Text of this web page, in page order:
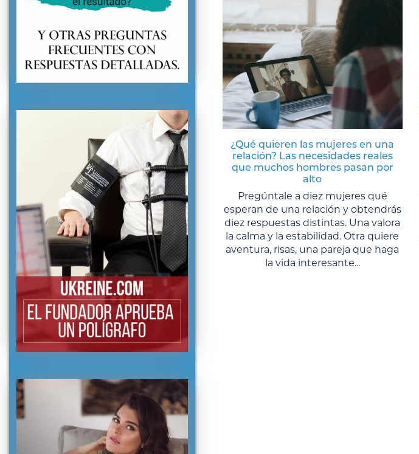
¿Qué quieren las mujeres en una
relación? Las necesidades reales
que muchos hombres pasan por
alto
Pregúntale a diez mujeres qué
esperan de una relación y obtendrás
diez respuestas distintas. Una valora
la calma y la estabilidad. Otra quiere
aventura, risas, una pareja que haga
la vida interesante...